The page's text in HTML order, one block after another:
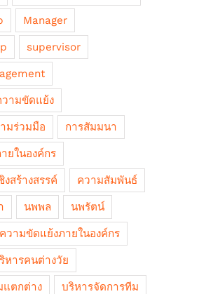
Manager
supervisor
วามขัดแย้ง
มร่วมมือ การสัมมนา
ยในองค์กร
งสร้างสรรค์ ความสัมพันธ์
นพพล นพรัตน์
วามขัดแย้งภายในองค์กร
หารคนต่างวัย
แตกต่าง บริหารจัดการทีม